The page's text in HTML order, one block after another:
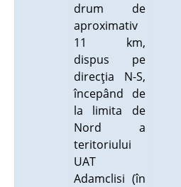
drum de
aproximativ
11 km,
dispus pe
direcţia N-S,
începând de
la limita de
Nord a
teritoriului
UAT
Adamclisi (în